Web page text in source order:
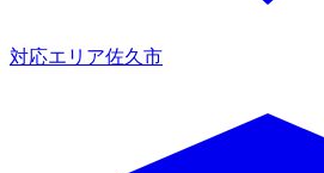
対応エリア佐久市